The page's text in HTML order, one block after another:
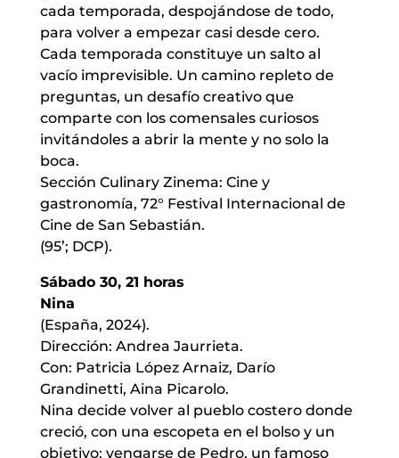
cada temporada, despojándose de todo,
para volver a empezar casi desde cero.
Cada temporada constituye un salto al
vacío imprevisible. Un camino repleto de
preguntas, un desafío creativo que
comparte con los comensales curiosos
invitándoles a abrir la mente y no solo la
boca.
Sección Culinary Zinema: Cine y
gastronomía, 72° Festival Internacional de
Cine de San Sebastián.
(95’; DCP).
Sábado 30, 21 horas
Nina
(España, 2024).
Dirección: Andrea Jaurrieta.
Con: Patricia López Arnaiz, Darío
Grandinetti, Aina Picarolo.
Nina decide volver al pueblo costero donde
creció, con una escopeta en el bolso y un
objetivo: vengarse de Pedro, un famoso